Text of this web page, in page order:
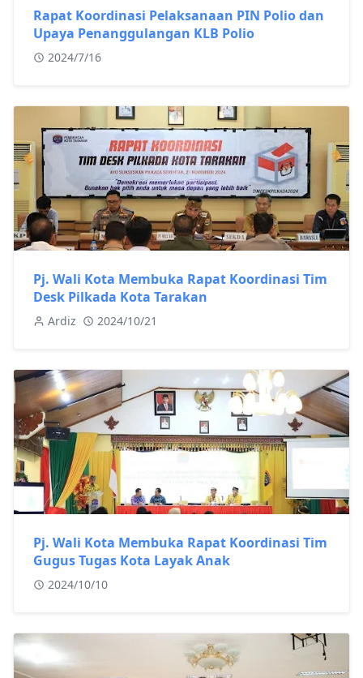
Rapat Koordinasi Pelaksanaan PIN Polio dan
Upaya Penanggulangan KLB Polio
2024/7/16
Pj. Wali Kota Membuka Rapat Koordinasi Tim
Desk Pilkada Kota Tarakan
Ardiz 2024/10/21
Pj. Wali Kota Membuka Rapat Koordinasi Tim
Gugus Tugas Kota Layak Anak
2024/10/10